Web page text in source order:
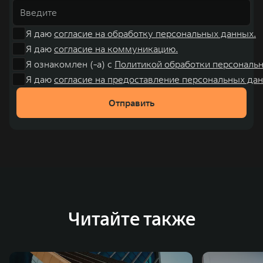
Я даю согласие на обработку персональных данных.
Я даю согласие на коммуникацию.
Я ознакомлен (-а) с Политикой обработки
Я даю согласие на предоставление персональных
Отправить
Читайте также